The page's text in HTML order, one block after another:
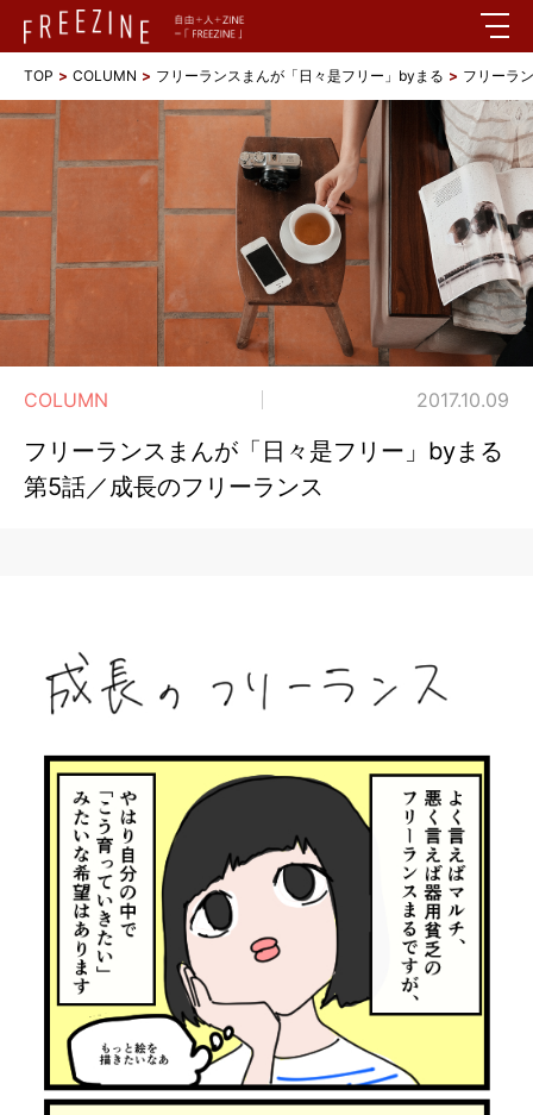
TOP COLUMN フリーランスまんが「日々是フリー」byまる フリーラ
COLUMN 2017.10.09
フリーランスまんが「日々是フリー」byまる
第5話／成長のフリーランス